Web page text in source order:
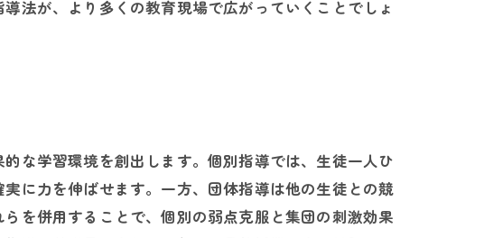
法が、より多くの教育現場で広がっていくことでしょ
な学習環境を創出します。個別指導では、生徒一人ひ
に力を伸ばせます。一方、団体指導は他の生徒との競
を併用することで、個別の弱点克服と集団の刺激効果